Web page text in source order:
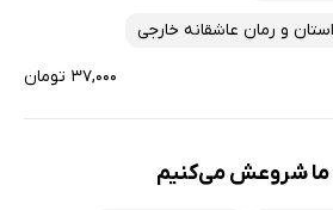
و رمان عاشقانه خارجی
۳۷,۰۰۰ تومان
ما شروعش می‌کنیم